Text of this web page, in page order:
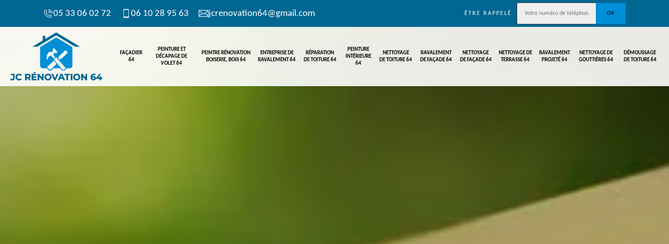
05 33 06 02 72 06 10 28 95 63 jcrenovation64@gmail.com ÊTRE RAPPELÉ
FAÇADIER
64
PEINTURE ET
DÉCAPAGE DE
VOLET 64
PEINTRE RÉNOVATION
BOISERIE, BOIS 64
ENTREPRISE DE
RAVALEMENT 64
RÉPARATION
DE TOITURE 64
PEINTURE
INTÉRIEURE
64
NETTOYAGE
DE TOITURE 64
RAVALEMENT
DE FAÇADE 64
NETTOYAGE
DE FAÇADE 64
NETTOYAGE DE
TERRASSE 64
RAVALEMENT
PROJETÉ 64
NETTOYAGE DE
GOUTTIÈRES 64
DÉMOUSSAGE
DE TOITURE 64